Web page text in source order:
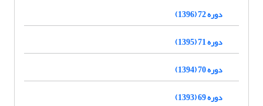
دوره 72 (1396)
دوره 71 (1395)
دوره 70 (1394)
دوره 69 (1393)